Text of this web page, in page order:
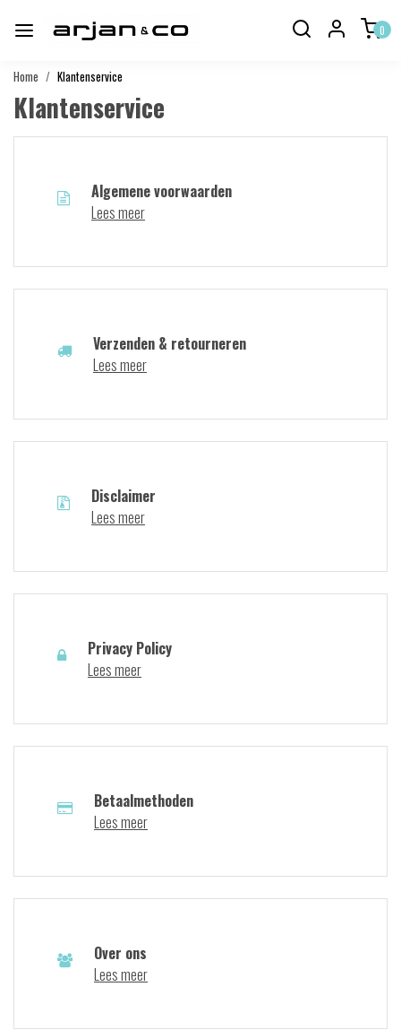
0
Home Klantenservice
Klantenservice
Algemene voorwaarden
Lees meer
Verzenden & retourneren
Lees meer
Disclaimer
Lees meer
Privacy Policy
Lees meer
Betaalmethoden
Lees meer
Over ons
Lees meer